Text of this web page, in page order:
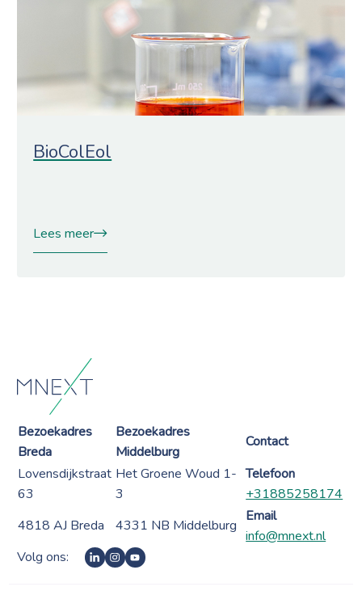
BioColEol
Lees meer
Bezoekadres
Breda
Bezoekadres
Middelburg
Contact
Lovensdijkstraat
63
Het Groene Woud 1-
3
Telefoon
+31885258174
4818 AJ Breda
4331 NB Middelburg
Email
info@mnext.nl
Volg ons: